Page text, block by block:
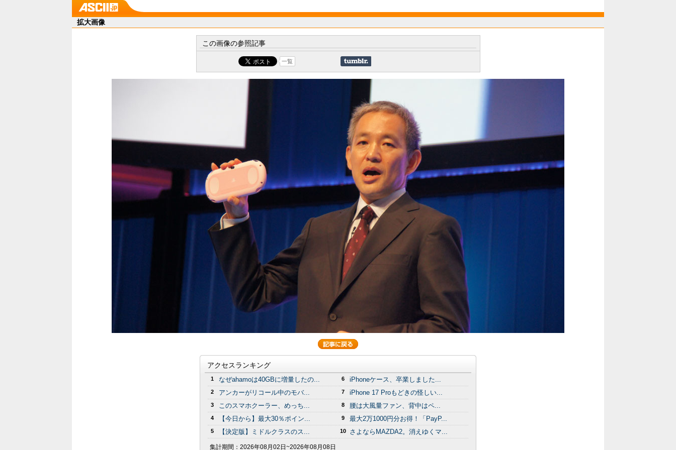
拡大画像
この画像の参照記事
一覧
アクセスランキング
1 なぜahamoは40GBに増量したの...
2 アンカーがリコール中のモバ...
3 このスマホクーラー、めっち...
4 【今日から】最大30％ポイン...
5 【決定版】ミドルクラスのス...
6 iPhoneケース、卒業しました...
7 iPhone 17 Proもどきの怪しい...
8 腰は大風量ファン、背中はペ...
9 最大2万1000円分お得！「PayP...
10 さよならMAZDA2。消えゆくマ...
集計期間： 2026年08月02日~2026年08月08日